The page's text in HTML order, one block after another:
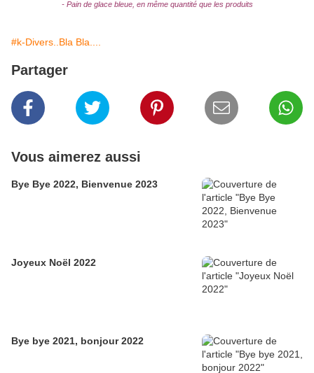
- Pain de glace bleue, en même quantité que les produits
#k-Divers..Bla Bla....
Partager
Vous aimerez aussi
Bye Bye 2022, Bienvenue 2023
Joyeux Noël 2022
Bye bye 2021, bonjour 2022